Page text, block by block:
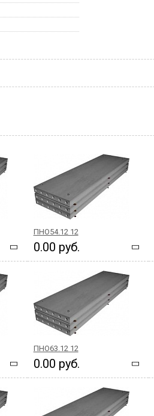
ПНО54.12 12
0.00 руб.
ПНО63.12 12
0.00 руб.